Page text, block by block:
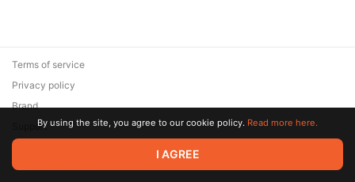
© 2026 Zaya Solutions Limited. All rights reserved. All trademarks
are the property of their respective owners.
Terms of service
Privacy policy
Brand
SupportBy using the site, you agree to our cookie policy. Read more here.
I AGREE